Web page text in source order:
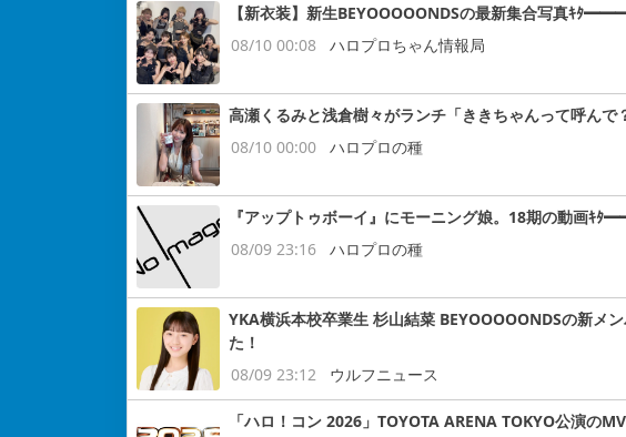
【新衣装】新生BEYOOOOONDSの最新集合写真
08/10 00:08
ハロプロちゃん情報局
高瀬くるみと浅倉樹々がランチ「ききちゃんって呼んで
08/10 00:00
ハロプロの種
『アップトゥボーイ』にモーニング娘。18期の動
08/09 23:16
ハロプロの種
YKA横浜本校卒業生 杉山結菜 BEYOOOOONDSの新メ
た！
08/09 23:12
ウルフニュース
「ハロ！コン 2026」TOYOTA ARENA TOKYO公演の